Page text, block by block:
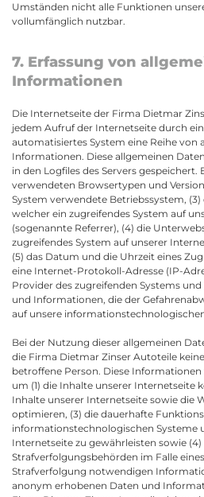
Umständen nicht alle Funktionen
vollumfänglich nutzbar.
7. Erfassung von
Informationen
Die Internetseite der Firma Dietmar
jedem Aufruf der Internetseite durch
automatisiertes System eine Reihe von
Informationen. Diese allgemeinen
in den Logfiles des Servers gespeichert.
verwendeten Browsertypen und
System verwendete Betriebssystem,
welcher ein zugreifendes System auf
(sogenannte Referrer), (4) die
zugreifendes System auf unserer
(5) das Datum und die Uhrzeit eines
eine Internet-Protokoll-Adresse (IP-
Provider des zugreifenden Systems
und Informationen, die der
auf unsere
Bei der Nutzung dieser allgemeinen
die Firma Dietmar Zinser Autoteile
betroffene Person. Diese
um (1) die Inhalte unserer Internetseite
Inhalte unserer Internetseite sowie die
optimieren, (3) die dauerhafte
informationstechnologischen Systeme
Internetseite zu gewährleisten sowie
Strafverfolgungsbehörden im Falle
Strafverfolgung notwendigen
anonym erhobenen Daten und